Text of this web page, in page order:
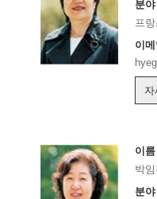
분야
프
이
이름
박
분야